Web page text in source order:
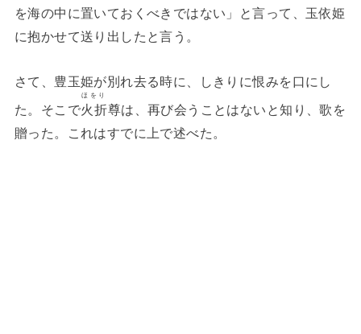
を海の中に置いておくべきではない」と言って、玉依姫
に抱かせて送り出したと言う。
さて、豊玉姫が別れ去る時に、しきりに恨みを口にし
た。そこで火折
ほをり
尊は、再び会うことはないと知り、歌を
贈った。これはすでに上で述べた。